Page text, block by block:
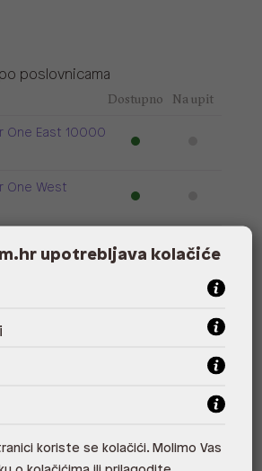
poslovnicama
Dostupno Na upit
One East 10000
One West
Split
One Split 21000
51000 Rijeka
Zadar Zadar
upotrebljava kolačiće
koriste se kolačići. Molimo Vas